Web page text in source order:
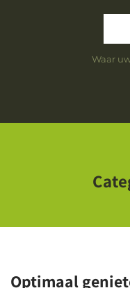
Waar
Optimaal